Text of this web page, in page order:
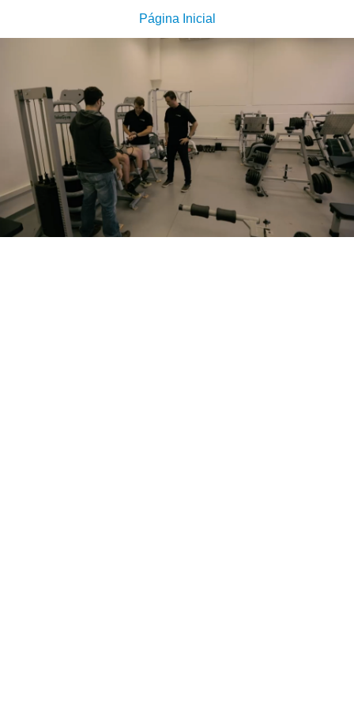
Página Inicial